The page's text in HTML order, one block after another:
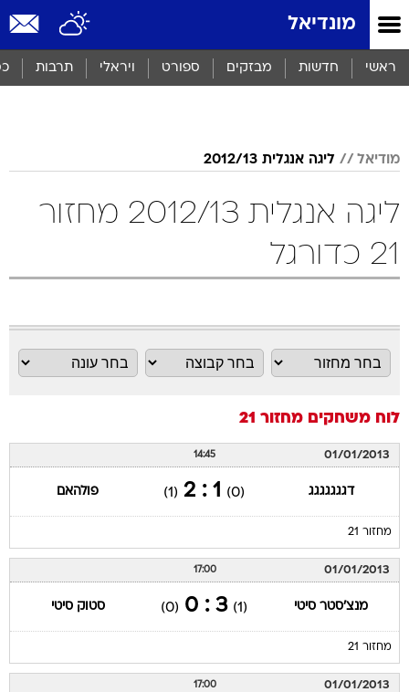
מונדיאל
ראשי חדשות מבזקים ספורט ויראלי תרבות
מודיאל ליגה אנגלית 2012/13
ליגה אנגלית 2012/13 מחזור
21 כדורגל
לוח משחקים מחזור 21
01/01/2013
14:45
דגגגגגגג (0)
1 : 2
(1) פולהאם
מחזור 21
01/01/2013
17:00
מנצ'סטר סיטי (1)
3 : 0
(0) סטוק סיטי
מחזור 21
01/01/2013
17:00